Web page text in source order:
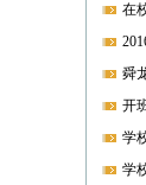
在
舜
学
学